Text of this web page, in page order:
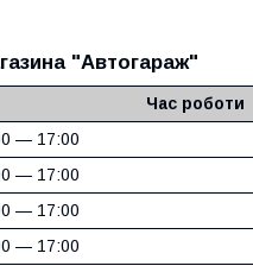
"Автогараж"
Час роботи
— 17:00
— 17:00
— 17:00
— 17:00